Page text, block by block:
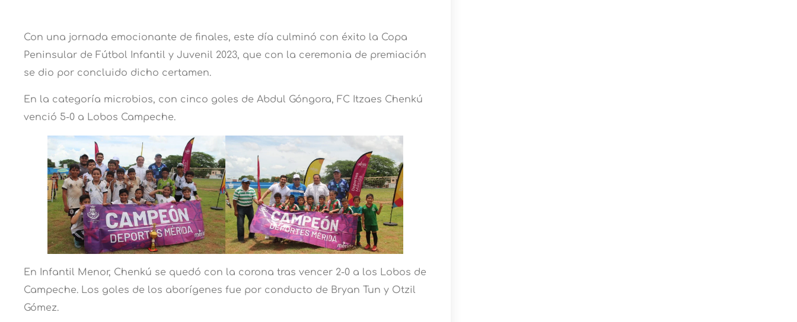
Con una jornada emocionante de finales, este día culminó con éxito la Copa
Peninsular de Fútbol Infantil y Juvenil 2023, que con la ceremonia de premiación
se dio por concluido dicho certamen.
En la categoría microbios, con cinco goles de Abdul Góngora, FC Itzaes Chenkú
venció 5-0 a Lobos Campeche.
En Infantil Menor, Chenkú se quedó con la corona tras vencer 2-0 a los Lobos de
Campeche. Los goles de los aborígenes fue por conducto de Bryan Tun y Otzil
Gómez.